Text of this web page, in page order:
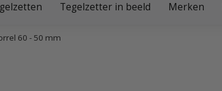
Tegelzetter in beeld Merken
60 - 50 mm